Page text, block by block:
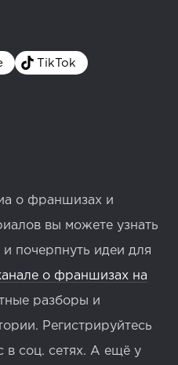
TikTok
о франшизах и
вы можете узнать
почерпнуть идеи для
о франшизах на
разборы и
Регистрируйтесь
в соц. сетях. А ещё у